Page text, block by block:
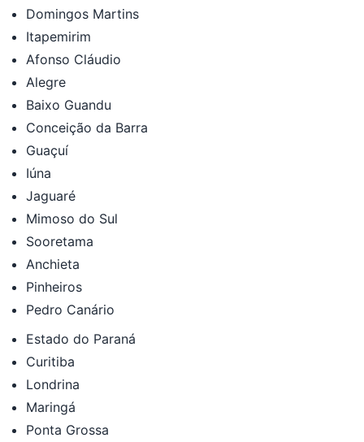
Domingos Martins
Itapemirim
Afonso Cláudio
Alegre
Baixo Guandu
Conceição da Barra
Guaçuí
Iúna
Jaguaré
Mimoso do Sul
Sooretama
Anchieta
Pinheiros
Pedro Canário
Estado do Paraná
Curitiba
Londrina
Maringá
Ponta Grossa